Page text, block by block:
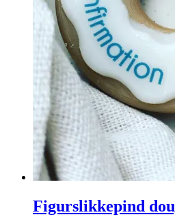
Figurslikkepind